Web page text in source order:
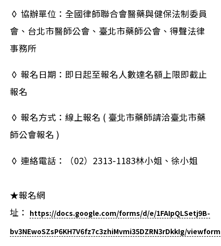
◊ 協辦單位：全國律師聯合會醫藥與健保法制委員
會、台北市醫師公會、臺北市藥師公會、得聲法律
事務所
◊ 報名日期：即日起至報名人數達名額上限即截止
報名
◊ 報名方式：線上報名 ( 臺北市藥師請洽臺北市藥
師公會報名 )
◊ 連絡電話：（02）2313-1183林小姐、徐小姐
★報名網
址：
https://docs.google.com/forms/d/e/1FAIpQLSetj9B-
bv3NEwoSZsP6KH7V6fz7c3zhiMvmi35DZRN3rDkkIg/viewform